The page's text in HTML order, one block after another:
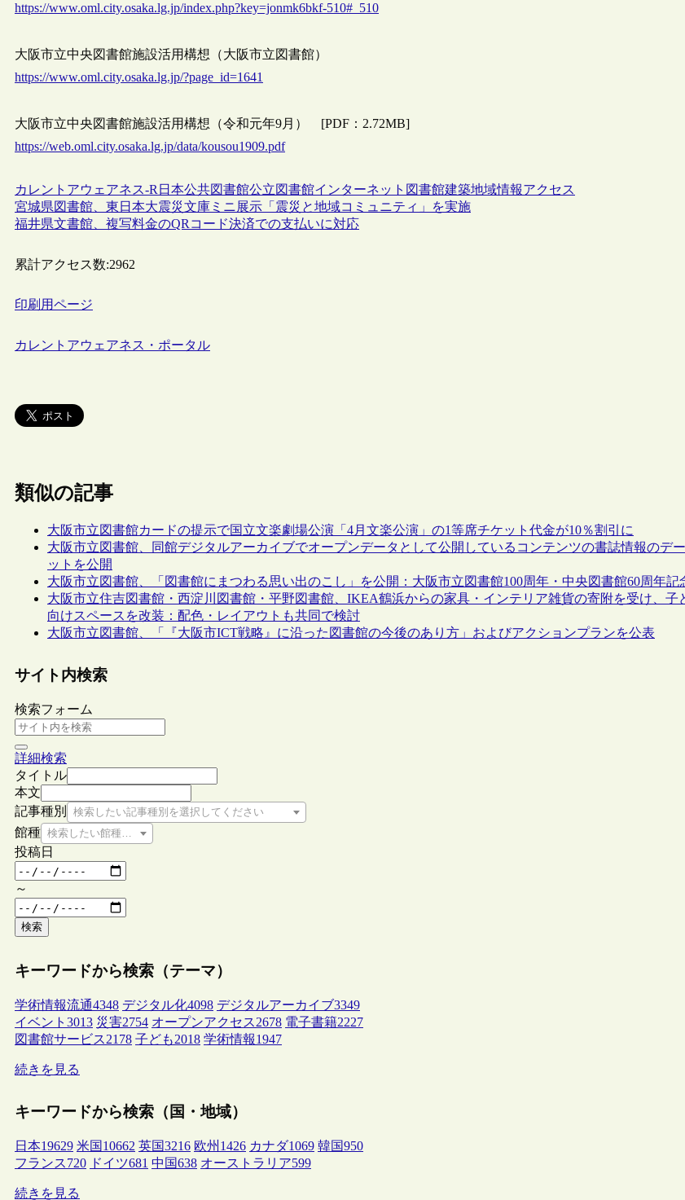
https://www.oml.city.osaka.lg.jp/index.php?key=jonmk6bkf-510#_510
大阪市立中央図書館施設活用構想（大阪市立図書館）
https://www.oml.city.osaka.lg.jp/?page_id=1641
大阪市立中央図書館施設活用構想（令和元年9月） [PDF：2.72MB]
https://web.oml.city.osaka.lg.jp/data/kousou1909.pdf
カレントアウェアネス-R 日本公共図書館公立図書館インターネット 図書館建築地域情報アクセス
宮城県図書館、東日本大震災文庫ミニ展示「震災と地域コミュニティ」を実施
福井県文書館、複写料金のQRコード決済での支払いに対応
累計アクセス数:2962
印刷用ページ
カレントアウェアネス・ポータル
類似の記事
大阪市立図書館カードの提示で国立文楽劇場公演「4月文楽公演」の1等席チケット代金が10％割引に
大阪市立図書館、同館デジタルアーカイブでオープンデータとして公開しているコンテンツの書誌情報のデ
ットを公開
大阪市立図書館、「図書館にまつわる思い出のこし」を公開：大阪市立図書館100周年・中央図書館60周年記
大阪市立住吉図書館・西淀川図書館・平野図書館、IKEA鶴浜からの家具・インテリア雑貨の寄附を受け、子
向けスペースを改装：配色・レイアウトも共同で検討
大阪市立図書館、「『大阪市ICT戦略』に沿った図書館の今後のあり方」およびアクションプランを公表
サイト内検索
検索フォーム
詳細検索
タイトル
本文
記事種別
検索したい記事種別を選択してください
館種 検索したい館種を選択してください
投稿日
～
検索
キーワードから検索（テーマ）
学術情報流通4348 デジタル化4098 デジタルアーカイブ3349
イベント 3013 災害2754 オープンアクセス2678 電子書籍2227
図書館サービス2178 子ども2018 学術情報1947
続きを見る
キーワードから検索（国・地域）
日本19629 米国 10662 英国3216 欧州 1426 カナダ1069 韓国950
フランス720 ドイツ681 中国638 オーストラリア599
続きを見る